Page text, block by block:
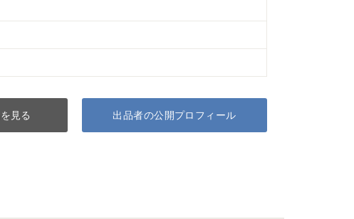
見る 出品者の公開プロフィール